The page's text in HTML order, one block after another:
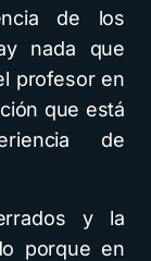
de los
nada que
profesor en
que está
de
y la
porque en